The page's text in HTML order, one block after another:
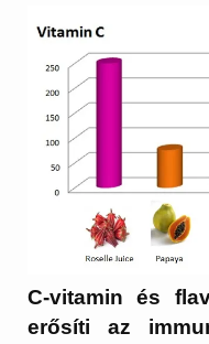
C-vitamin és
erősíti az